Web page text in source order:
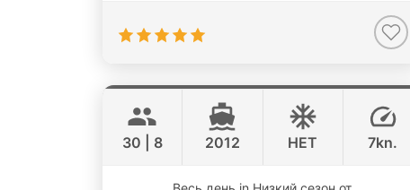
LAGOON 44FT
30 | 8 2012 НЕТ 7kn.